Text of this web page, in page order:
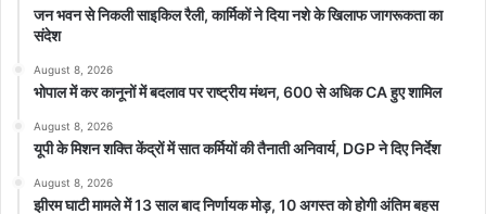
जन भवन से निकली साइकिल रैली, कार्मिकों ने दिया नशे के खिलाफ जागरूकता का
संदेश
August 8, 2026
भोपाल में कर कानूनों में बदलाव पर राष्ट्रीय मंथन, 600 से अधिक CA हुए शामिल
August 8, 2026
यूपी के मिशन शक्ति केंद्रों में सात कर्मियों की तैनाती अनिवार्य, DGP ने दिए निर्देश
August 8, 2026
झीरम घाटी मामले में 13 साल बाद निर्णायक मोड़, 10 अगस्त को होगी अंतिम बहस